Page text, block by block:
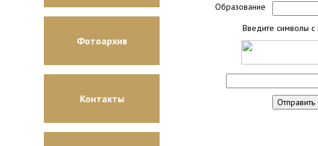
Фотоархив
Контакты
Образование
Введите символы с